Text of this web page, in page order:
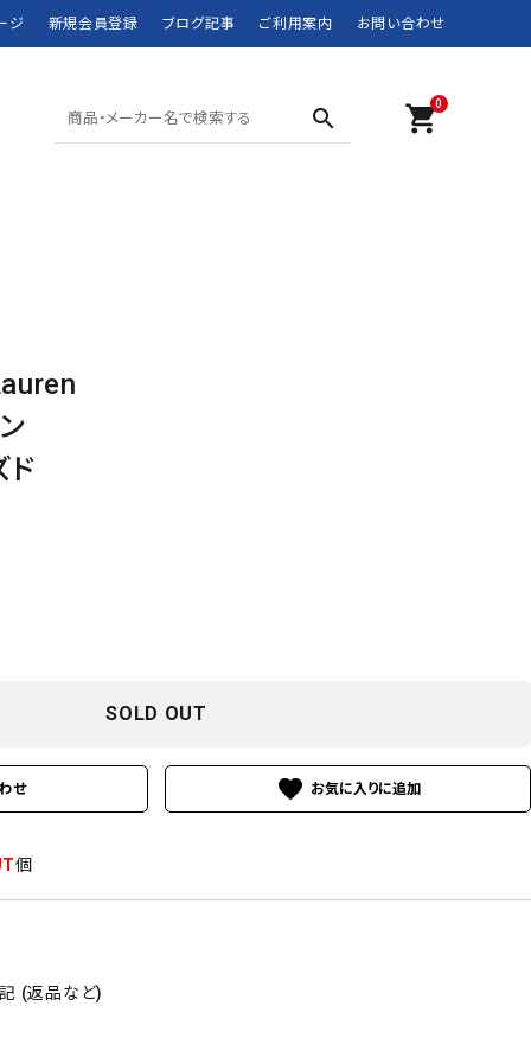
ジ 新規会員登録 ブログ記事 ご利用案内 お問い合わせ
ROTHCO
search
0
shopping_cart
ド
SOLD OUT
せ favorite
個
(返品など)